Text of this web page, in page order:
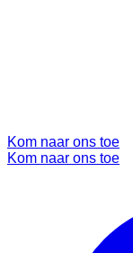
Kom naar ons toe
Kom naar ons toe